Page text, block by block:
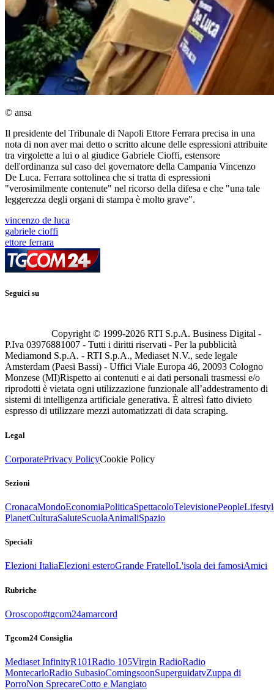
© ansa
Il presidente del Tribunale di Napoli Ettore Ferrara precisa in una
nota di non aver mai detto o scritto alcune delle espressioni attribuite
tra virgolette a lui o al giudice Gabriele Cioffi, estensore
dell'ordinanza sul caso del governatore della Campania Vincenzo
De Luca. Ferrara sottolinea che si tratta di espressioni
"verosimilmente contenute" nel ricorso della difesa e che "una tale
leggerezza degli organi di stampa è molto grave".
vincenzo de luca
gabriele cioffi
ettore ferrara
Seguici su
Copyright © 1999-2026 RTI S.p.A. Business Digital -
P.Iva 03976881007 - Tutti i diritti riservati - Per la pubblicità
Mediamond S.p.A. - RTI S.p.A., Mediaset N.V., sede legale
Amsterdam (Paesi Bassi) - Uffici Viale Europa 46, 20093 Cologno
Monzese (MI)Rispetto ai contenuti e ai dati personali trasmessi e/o
riprodotti è vietata ogni utilizzazione funzionale all’addestramento di
sistemi di intelligenza artificiale generativa. È altresì fatto divieto
espresso di utilizzare mezzi automatizzati di data scraping.
Legal
CorporatePrivacy PolicyCookie Policy
Sezioni
CronacaMondoEconomiaPoliticaSpettacoloTelevisionePeople
PlanetCulturaSaluteScuolaAnimaliSpazio
Speciali
Elezioni ItaliaElezioni esteroGrande FratelloL'isola dei famosiAmici
Rubriche
Oroscopo#tgcom24amarcord
Tgcom24 Consiglia
Mediaset InfinityR101Radio 105Virgin RadioRadio
MontecarloRadio SubasioComingsoonSuperguidatvZuppa di
PorroNon SprecareCotto e Mangiato